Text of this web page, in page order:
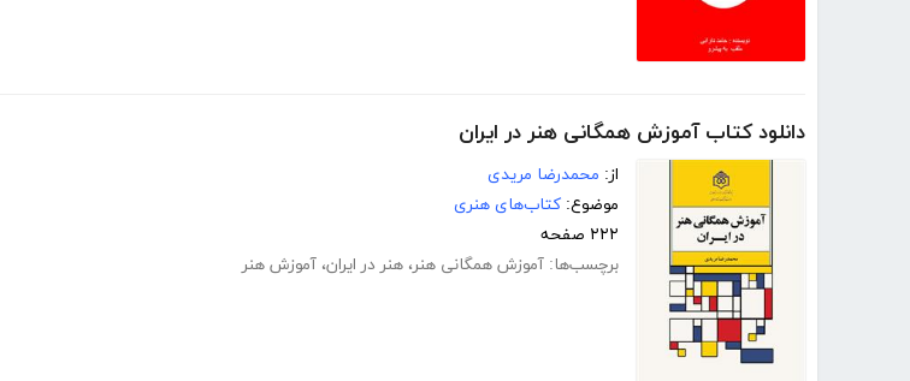
دانلود کتاب آموزش همگانی هنر در ایران
از: محمدرضا مریدی
موضوع: کتاب‌های هنری
۲۲۲ صفحه
برچسب‌ها: آموزش همگانی هنر، هنر در ایران، آموزش هنر